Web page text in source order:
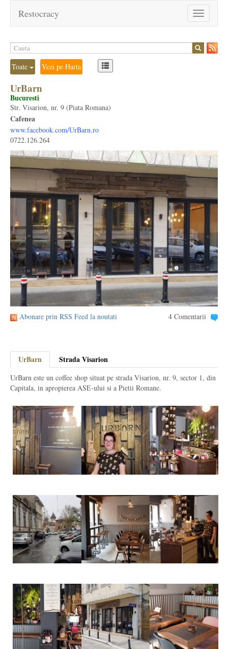
Toggle
navigation
Restocracy
Toate Vezi pe Harta
UrBarn
Bucuresti
Str. Visarion, nr. 9 (Piata Romana)
Cafenea
www.facebook.com/UrBarn.ro
0722.126.264
Abonare prin RSS Feed la noutati 4 Comentarii
UrBarn Strada Visarion
UrBarn este un coffee shop situat pe strada Visarion, nr. 9, sector 1, din
Capitala, in apropierea ASE-ului si a Pietii Romane.